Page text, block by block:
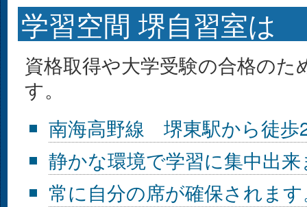
学習空間 堺自習室は
資格取得や大学受験の合格の
す。
南海高野線 堺東駅から徒歩
静かな環境で学習に集中出
常に自分の席が確保されま